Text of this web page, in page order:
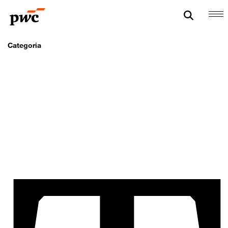
Categoria